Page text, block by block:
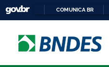
COMUNICA BR